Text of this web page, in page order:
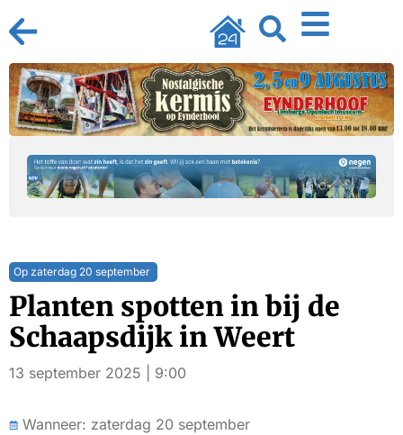
Op zaterdag 20 september
Planten spotten in bij de
Schaapsdijk in Weert
13 september 2025 | 9:00
Wanneer: zaterdag 20 september